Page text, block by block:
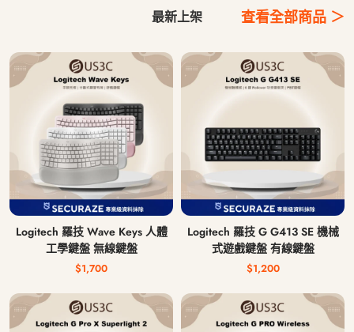
最新上架 查看全部商品 ＞
Logitech 羅技 Wave Keys 人體
工學鍵盤 無線鍵盤
$1,700
Logitech 羅技 G G413 SE 機械
式遊戲鍵盤 有線鍵盤
$1,200